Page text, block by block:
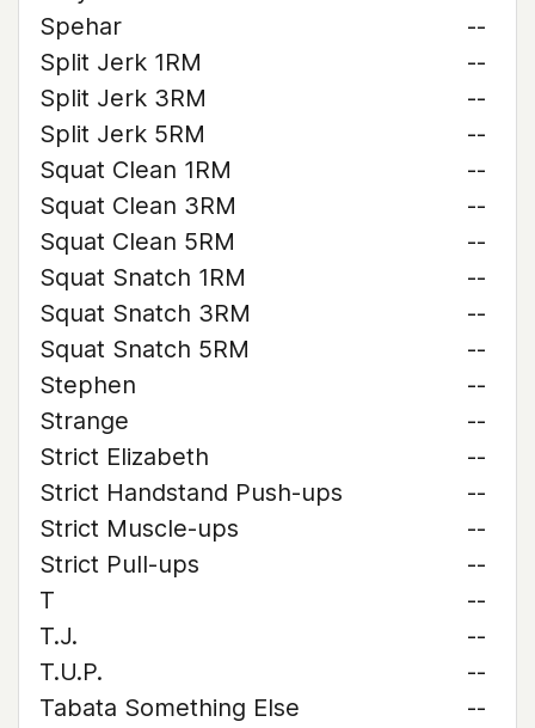
Spehar
--
Split Jerk 1RM
--
Split Jerk 3RM
--
Split Jerk 5RM
--
Squat Clean 1RM
--
Squat Clean 3RM
--
Squat Clean 5RM
--
Squat Snatch 1RM
--
Squat Snatch 3RM
--
Squat Snatch 5RM
--
Stephen
--
Strange
--
Strict Elizabeth
--
Strict Handstand Push-ups
--
Strict Muscle-ups
--
Strict Pull-ups
--
T
--
T.J.
--
T.U.P.
--
Tabata Something Else
--